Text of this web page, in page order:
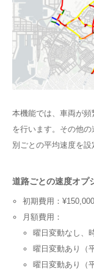
本機能では、車両が
を行います。その他
別ごとの平均速度を設
道路ごとの速度オプ
初期費用：¥150,000
月額費用：
曜日変動なし、
曜日変動あり（
曜日変動あり（